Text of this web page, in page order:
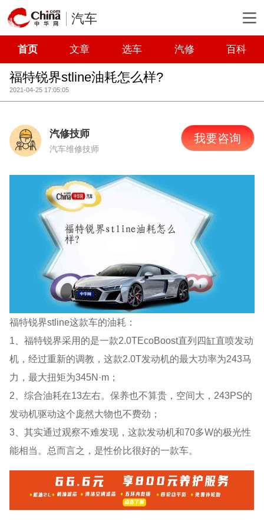
汽车
首页 文章 选车 汽修 百科
福特锐界stline油耗怎么样?
2021-04-25 17:05:05
汽修技师
汽车维修技师
我要咨询
福特锐界stline这款车的油耗：
1、福特锐界采用的是一款2.0TEcoBoost直列四缸直喷发动
机，经过重新的调教，这款2.0T发动机的最大功率为243马
力，最大扭矩为345N·m；
2、综合油耗在13左右。保养也不算贵，空间大，243PS的
发动机驱动这个庞然大物也不费劲；
3、其实通过观察不难发现，这款发动机和70多W的极光性
能相当。总而言之，是性价比很好的一款车。